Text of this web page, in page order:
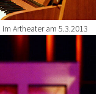
Artheater am 5.3.2013